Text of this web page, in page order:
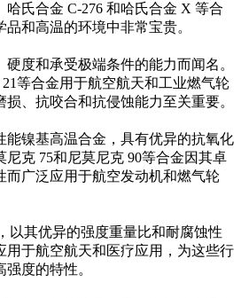
氏合金 C-276 和哈氏合金 X 等合
和高温的环境中非常宝贵。
硬度和承受极端条件的能力而闻名。
等合金用于航空航天和工业燃气轮
、抗咬合和抗侵蚀能力至关重要。
能镍基高温合金，具有优异的抗氧化
尼克 75和尼莫尼克 90等合金因其卓
而广泛应用于航空发动机和燃气轮
，以其优异的强度重量比和耐腐蚀性
用于航空航天和医疗应用，为这些行
度的特性。